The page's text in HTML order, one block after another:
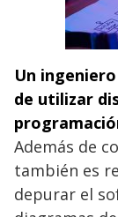
Un
de utilizar
Además de
también es
depurar el